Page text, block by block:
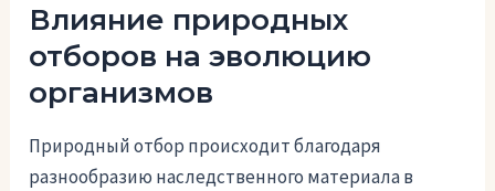
Влияние природных
отборов на эволюцию
организмов
Природный отбор происходит благодаря
разнообразию наследственного материала в